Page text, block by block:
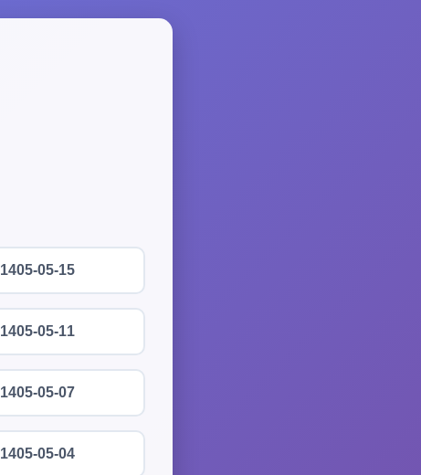
1405-05-15
1405-05-11
1405-05-07
1405-05-04